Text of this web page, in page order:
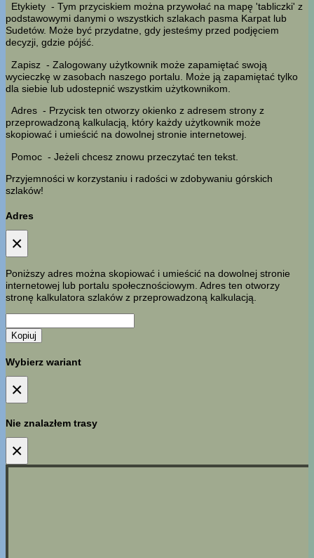
Etykiety - Tym przyciskiem można przywołać na mapę 'tabliczki' z
podstawowymi danymi o wszystkich szlakach pasma Karpat lub
Sudetów. Może być przydatne, gdy jesteśmy przed podjęciem
decyzji, gdzie pójść.
Zapisz - Zalogowany użytkownik może zapamiętać swoją
wycieczkę w zasobach naszego portalu. Może ją zapamiętać tylko
dla siebie lub udostepnić wszystkim użytkownikom.
Adres - Przycisk ten otworzy okienko z adresem strony z
przeprowadzoną kalkulacją, który każdy użytkownik może
skopiować i umieścić na dowolnej stronie internetowej.
Pomoc - Jeżeli chcesz znowu przeczytać ten tekst.
Przyjemności w korzystaniu i radości w zdobywaniu górskich
szlaków!
Adres
×
Poniższy adres można skopiować i umieścić na dowolnej stronie
internetowej lub portalu społecznościowym. Adres ten otworzy
stronę kalkulatora szlaków z przeprowadzoną kalkulacją.
Kopiuj
Wybierz wariant
×
Nie znalazłem trasy
×